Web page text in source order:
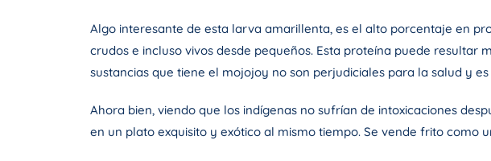
Algo interesante de esta larva amarillenta, es el alto porcentaje en
crudos e incluso vivos desde pequeños. Esta proteína puede
sustancias que tiene el mojojoy no son perjudiciales para la salud y
Ahora bien, viendo que los indígenas no sufrían de intoxicaciones
en un plato exquisito y exótico al mismo tiempo. Se vende frito